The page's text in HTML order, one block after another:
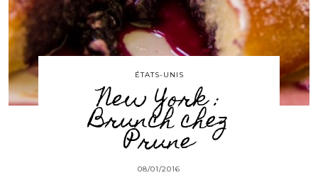
ÉTATS-UNIS
New York :
Brunch chez
Prune
08/01/2016